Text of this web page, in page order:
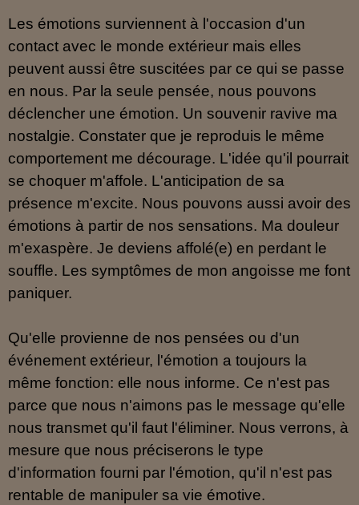
Les émotions surviennent à l'occasion d'un
contact avec le monde extérieur mais elles
peuvent aussi être suscitées par ce qui se passe
en nous. Par la seule pensée, nous pouvons
déclencher une émotion. Un souvenir ravive ma
nostalgie. Constater que je reproduis le même
comportement me décourage. L'idée qu'il pourrait
se choquer m'affole. L'anticipation de sa
présence m'excite. Nous pouvons aussi avoir des
émotions à partir de nos sensations. Ma douleur
m'exaspère. Je deviens affolé(e) en perdant le
souffle. Les symptômes de mon angoisse me font
paniquer.
Qu'elle provienne de nos pensées ou d'un
événement extérieur, l'émotion a toujours la
même fonction: elle nous informe. Ce n'est pas
parce que nous n'aimons pas le message qu'elle
nous transmet qu'il faut l'éliminer. Nous verrons, à
mesure que nous préciserons le type
d'information fourni par l'émotion, qu'il n'est pas
rentable de manipuler sa vie émotive.